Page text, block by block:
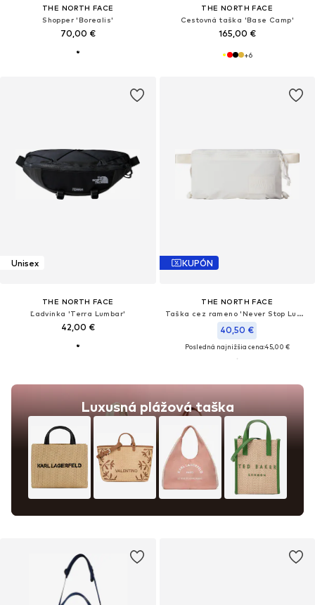
THE NORTH FACE
Shopper 'Borealis'
70,00 €
THE NORTH FACE
Cestovná taška 'Base Camp'
165,00 €
+6
Unisex
THE NORTH FACE
Ľadvinka 'Terra Lumbar'
42,00 €
Luxusná plážová taška
KUPÓN
THE NORTH FACE
Taška cez rameno 'Never Stop Lumbar'
40,50 €
Posledná najnižšia cena:45,00 €